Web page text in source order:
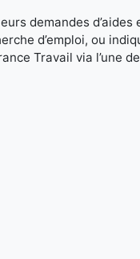
demandes d’aides
d’emploi, ou
Travail via l’une